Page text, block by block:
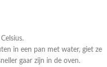
in een pan met water, giet ze
gaar zijn in de oven.